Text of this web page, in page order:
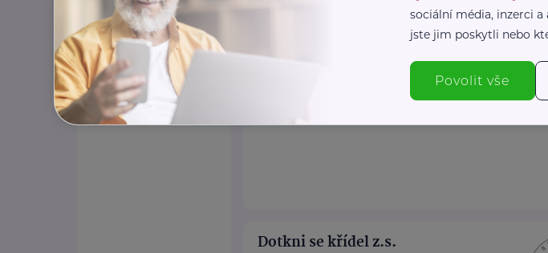
Dotkni se křídel z.s.
sociální média, inzerci
jste jim poskytli nebo
Povolit vše